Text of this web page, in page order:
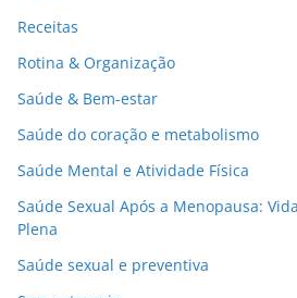
Receitas
Rotina & Organização
Saúde & Bem-estar
Saúde do coração e metabolismo
Saúde Mental e Atividade Física
Saúde Sexual Após a Menopausa:
Plena
Saúde sexual e preventiva